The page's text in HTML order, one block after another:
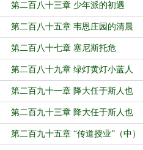
第二百八十三章 少年派的初遇
（中）
第二百八十五章 韦恩庄园的清晨
第二百八十七章 塞尼斯托危
第二百八十九章 绿灯黄灯小蓝人
第二百九十一章 降大任于斯人也
（上）
第二百九十三章 降大任于斯人也
（下）
第二百九十五章 “传道授业”（中）